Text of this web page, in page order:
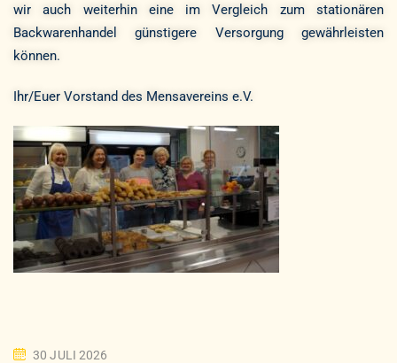
wir auch weiterhin eine im Vergleich zum stationären
Backwarenhandel günstigere Versorgung gewährleisten
können.
Ihr/Euer Vorstand des Mensavereins e.V.
30 JULI 2026